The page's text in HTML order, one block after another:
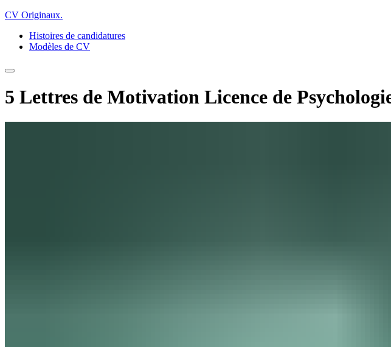
CV Originaux.
Histoires de candidatures
Modèles de CV
5 Lettres de Motivation Licence de